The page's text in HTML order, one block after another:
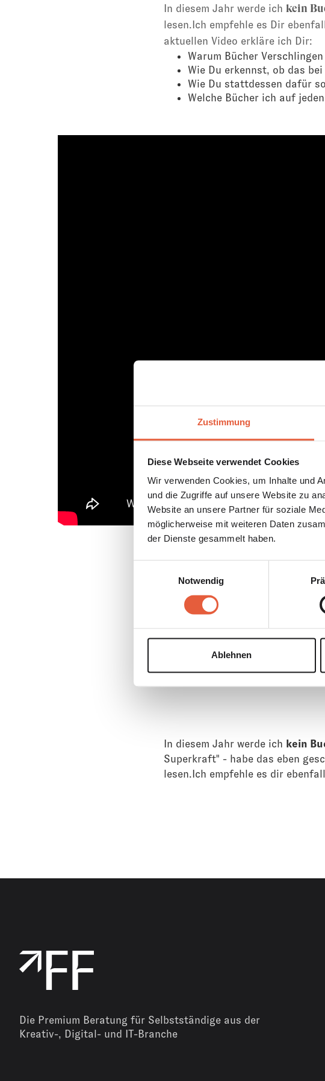
Zustimmung
Diese Webseite verwendet Cookies
Wir verwenden Cookies, um Inhalte und
und die Zugriffe auf unsere Website zu
Website an unsere Partner für soziale
möglicherweise mit weiteren Daten
der Dienste gesammelt haben.
Notwendig
Ablehnen
In diesem Jahr werde ich kein
lesen.Ich empfehle es Dir
aktuellen Video erkläre ich Dir:
Warum Bücher
Wie Du erkennst, ob das
Wie Du stattdessen dafür
Welche Bücher ich auf
Den Podcast
In diesem Jahr werde ich kein
Superkraft" - habe das eben
lesen.Ich empfehle es dir
Die Premium Beratung für Selbstständige aus der
Kreativ-, Digital- und IT-Branche